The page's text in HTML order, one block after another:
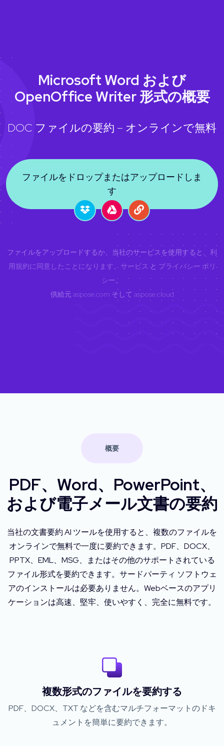
Microsoft Word および
OpenOffice Writer 形式の概要
DOC ファイルの要約 – オンラインで無料
ファイルをドロップまたはアップロードしま
す
ファイルをアップロードするか、当社のサービスを使用すると、 利
用規約に同意したことになります。サービス と プライバシー ポリ
シー。
供給元 aspose.com そして aspose.cloud
概要
PDF、Word、PowerPoint、
および電子メール文書の要約
当社の文書要約 AI ツールを使用すると、複数のファイルを
オンラインで無料で一度に要約できます。PDF、DOCX、
PPTX、EML、MSG、またはその他のサポートされている
ファイル形式を要約できます。サードパーティ ソフトウェ
アのインストールは必要ありません。Webベースのアプリ
ケーションは高速、堅牢、使いやすく、完全に無料です。
複数形式のファイルを要約する
PDF、DOCX、TXT などを含むマルチフォーマットのドキ
ュメントを簡単に要約できます。